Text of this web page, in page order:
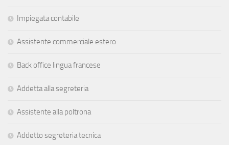
Impiegata contabile
Assistente commerciale estero
Back office lingua francese
Addetta alla segreteria
Assistente alla poltrona
Addetto segreteria tecnica